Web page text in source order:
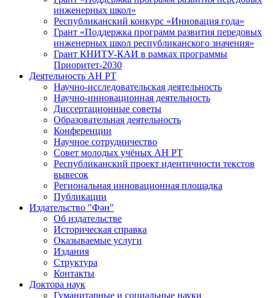
инженерных школ»
Республиканский конкурс «Инновация года»
Грант «Поддержка программ развития передовых
инженерных школ республиканского значения»
Грант КНИТУ-КАИ в рамках программы
Приоритет-2030
Деятельность АН РТ
Научно-исследовательская деятельность
Научно-инновационная деятельность
Диссертационные советы
Образовательная деятельность
Конференции
Научное сотрудничество
Совет молодых учёных АН РТ
Республиканский проект идентичности текстов
вывесок
Региональная инновационная площадка
Публикации
Издательство "Фән"
Об издательстве
Историческая справка
Оказываемые услуги
Издания
Структура
Контакты
Доктора наук
Гуманитарные и социальные науки